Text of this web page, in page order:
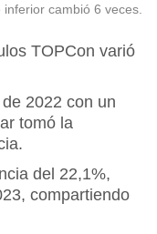
cambió 6 veces.
TOPCon varió
2022 con un
tomó la
del 22,1%,
compartiendo